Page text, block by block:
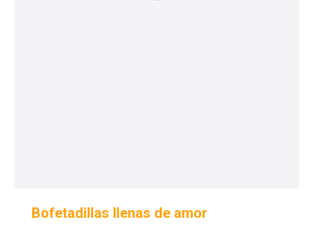
Bofetadillas llenas de amor